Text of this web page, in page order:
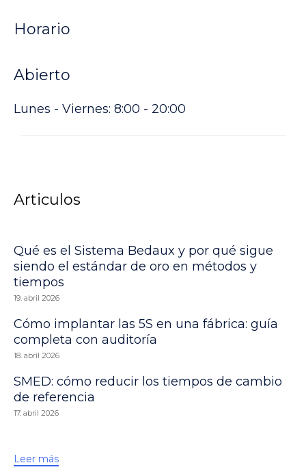
Horario
Abierto
Lunes - Viernes: 8:00 - 20:00
Articulos
Qué es el Sistema Bedaux y por qué sigue
siendo el estándar de oro en métodos y
tiempos
19. abril 2026
Cómo implantar las 5S en una fábrica: guía
completa con auditoría
18. abril 2026
SMED: cómo reducir los tiempos de cambio
de referencia
17. abril 2026
Leer más